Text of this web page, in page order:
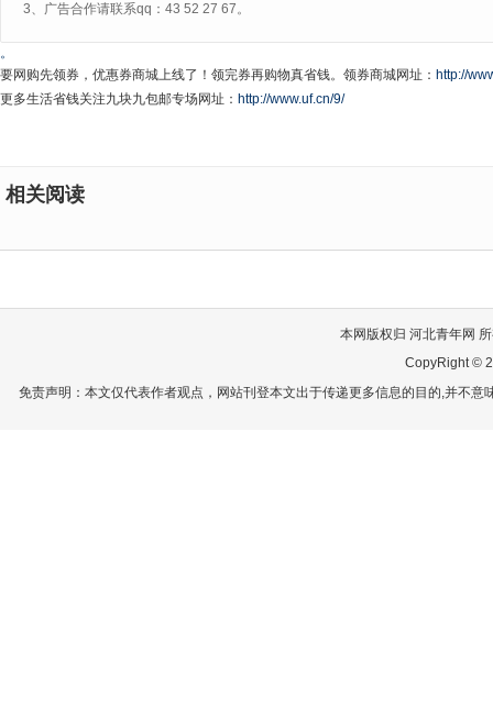
3、广告合作请联系qq：43 52 27 67。
。
要网购先领券，优惠券商城上线了！领完券再购物真省钱。领券商城网址： http://
更多生活省钱关注九块九包邮专场网址： http://www.uf.cn/9/
相关阅读
本网版权归 河北青年网
CopyRight ©
免责声明：本文仅代表作者观点，网站刊登本文出于传递更多信息的目的,并不